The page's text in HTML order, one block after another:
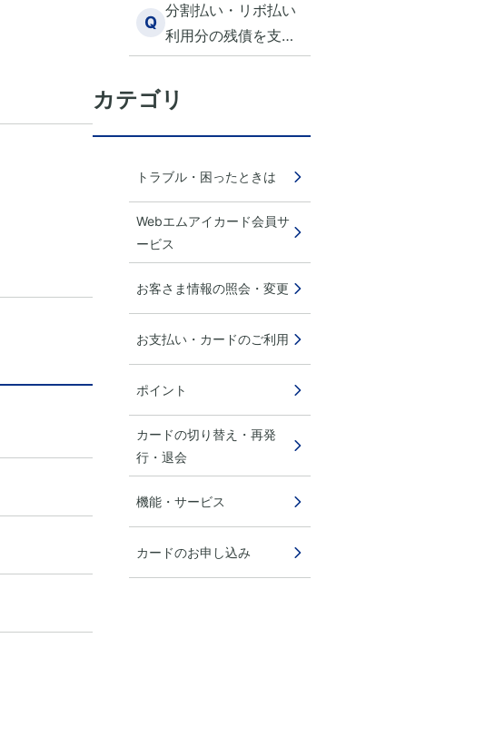
Q
分割払い・リボ払い
利用分の残債を支払
いたい
カテゴリ
トラブル・困ったときは
Webエムアイカード会員サ
ービス
お客さま情報の照会・変更
お支払い・カードのご利用
ポイント
カードの切り替え・再発
行・退会
機能・サービス
カードのお申し込み